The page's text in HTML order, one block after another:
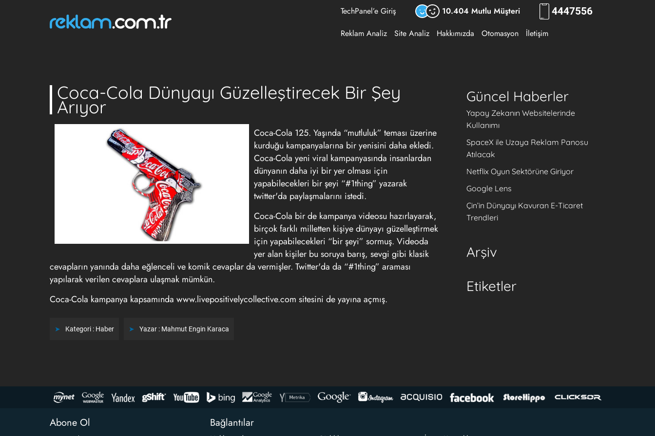
TechPanel’e Giriş 10.404 Mutlu Müşteri 4447556
Reklam Analiz Site Analiz Hakkımızda Otomasyon İletişim
Coca-Cola Dünyayı Güzelleştirecek Bir Şey
Arıyor
Coca-Cola 125. Yaşında “mutluluk” teması üzerine
kurduğu kampanyalarına bir yenisini daha ekledi.
Coca-Cola yeni viral kampanyasında insanlardan
dünyanın daha iyi bir yer olması için
yapabilecekleri bir şeyi “#1thing” yazarak
twitter'da paylaşmalarını istedi.
Coca-Cola bir de kampanya videosu hazırlayarak,
birçok farklı milletten kişiye dünyayı güzelleştirmek
için yapabilecekleri “bir şeyi” sormuş. Videoda
yer alan kişiler bu soruya barış, sevgi gibi klasik
cevapların yanında daha eğlenceli ve komik cevaplar da vermişler. Twitter'da da “#1thing” araması
yapılarak verilen cevaplara ulaşmak mümkün.
Coca-Cola kampanya kapsamında www.livepositivelycollective.com sitesini de yayına açmış.
Kategori : Haber Yazar : Mahmut Engin Karaca
Güncel Haberler
Yapay Zekanın Websitelerinde
Kullanımı
SpaceX ile Uzaya Reklam Panosu
Atılacak
Netflix Oyun Sektörüne Giriyor
Google Lens
Çin’in Dünyayı Kavuran E-Ticaret
Trendleri
Arşiv
Etiketler
Abone Ol Bağlantılar